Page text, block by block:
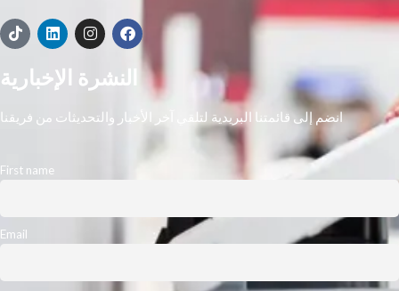
النشرة الإخبارية
انضم إلى قائمتنا البريدية لتلقي آخر الأخبار والتحديثات من فريقنا
First name
Email